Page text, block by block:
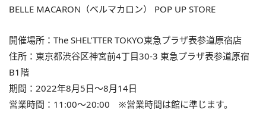
BELLE MACARON（ベルマカロン） POP UP STORE
開催場所：The SHEL’TTER TOKYO東急プラザ表参道原宿店
住所：東京都渋谷区神宮前4丁目30-3 東急プラザ表参道原宿
B1階
期間：2022年8月5日～8月14日
営業時間：11:00～20:00 ※営業時間は館に準じます。